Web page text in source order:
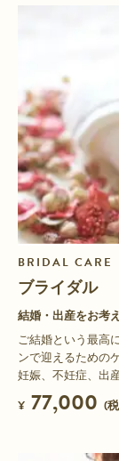
BRIDAL CARE
ブライダル
結婚・出産をお考
ご結婚という最高
ンで迎えるための
妊娠、不妊症、出
¥ 77,000 (